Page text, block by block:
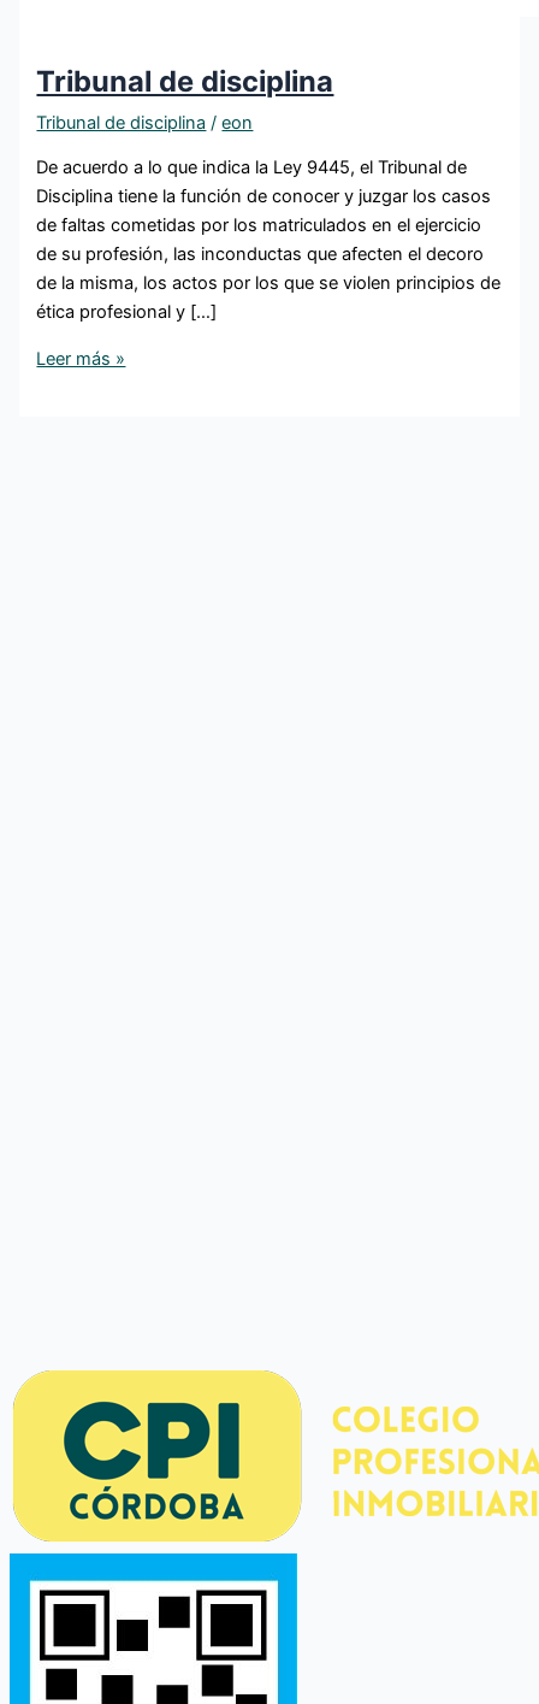
Tribunal de disciplina
Tribunal de disciplina /eon
De acuerdo a lo que indica la Ley 9445, el Tribunal de
Disciplina tiene la función de conocer y juzgar los casos
de faltas cometidas por los matriculados en el ejercicio
de su profesión, las inconductas que afecten el decoro
de la misma, los actos por los que se violen principios de
ética profesional y […]
Leer más »